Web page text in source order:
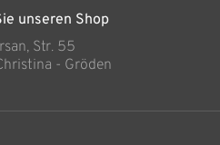
unseren Shop
Str. 55
- Gröden